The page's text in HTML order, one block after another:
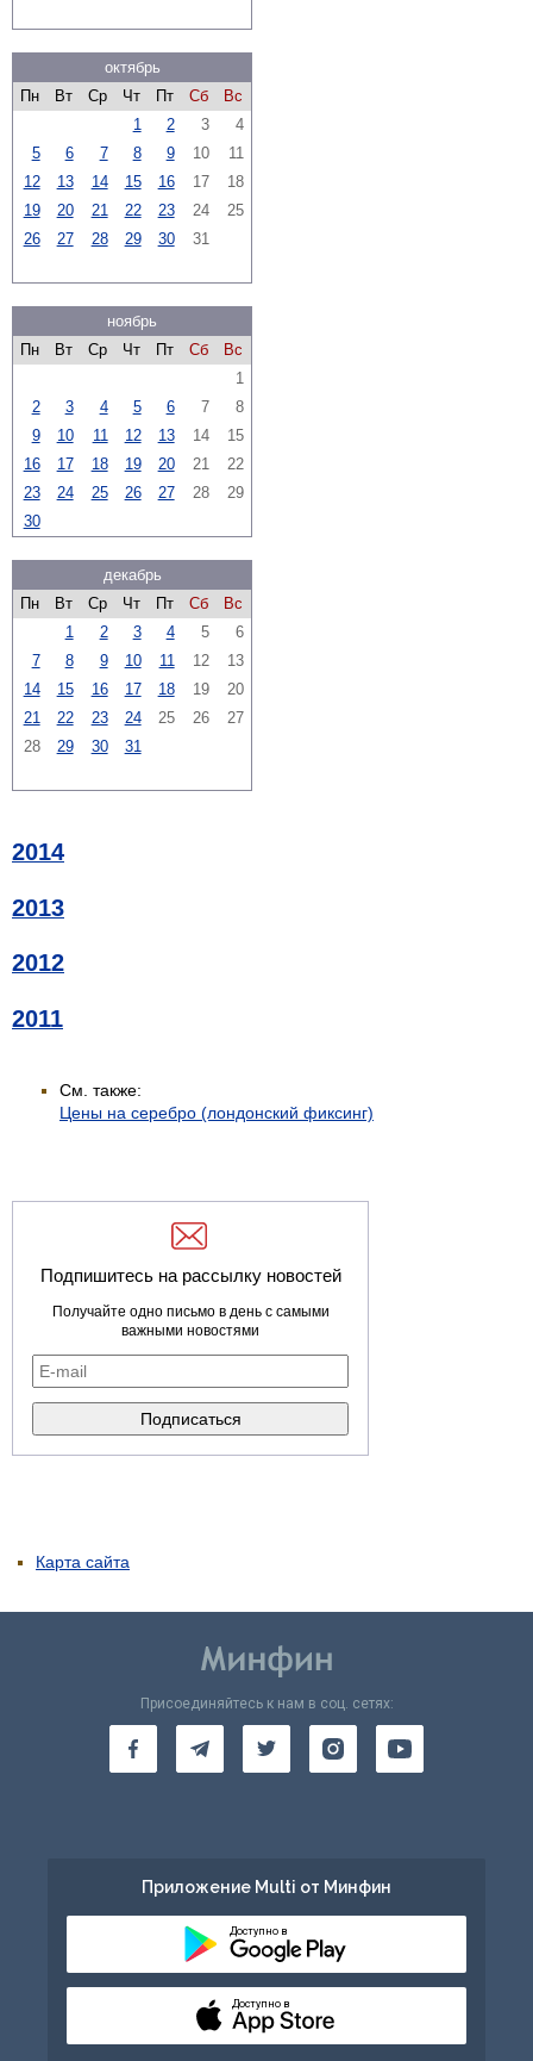
октябрь
Пн
Вт Ср Чт Пт Сб
Вс
1
2 3
4
5
6 7 8 9 10
11
12
13 14 15 16 17
18
19
20 21 22 23 24
25
26
27 28 29 30 31
ноябрь
Пн
Вт Ср Чт Пт Сб
Вс
1
2
3 4 5 6 7
8
9
10 11 12 13 14
15
16
17 18 19 20 21
22
23
24 25 26 27 28
29
30
декабрь
Пн
Вт Ср Чт Пт Сб
Вс
1
2 3 4 5
6
7
8 9 10 11 12
13
14
15 16 17 18 19
20
21
22 23 24 25 26
27
28
29 30 31
2014
2013
2012
2011
См. также:
Цены на серебро (лондонский фиксинг)
Подпишитесь на рассылку новостей
Получайте одно письмо в день с самыми
важными новостями
Карта сайта
Присоединяйтесь к нам в соц. сетях:
Приложение Multi от Минфин
Доступно в
Доступно в